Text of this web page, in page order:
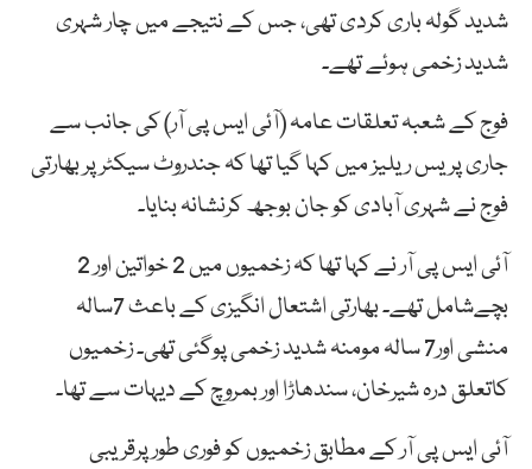
شدید گولہ باری کردی تھی، جس کے نتیجے میں چار شہری
شدید زخمی ہوئے تھے۔
فوج کے شعبہ تعلقات عامہ (آئی ایس پی آر) کی جانب سے
جاری پریس ریلیز میں کہا گیا تھا کہ جندروٹ سیکٹر پر بھارتی
فوج نے شہری آبادی کو جان بوجھ کرنشانہ بنایا۔
آئی ایس پی آر نے کہا تھا کہ زخمیوں میں 2 خواتین اور 2
بچےشامل تھے۔ بھارتی اشتعال انگیزی کے باعث 7سالہ
منشی اور7 سالہ مومنہ شدید زخمی پوگئی تھی۔ زخمیوں
کاتعلق درہ شیرخان، سندھاڑا اور بمروچ کے دیہات سے تھا۔
آئی ایس پی آر کے مطابق زخمیوں کو فوری طورپرقریبی